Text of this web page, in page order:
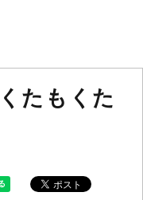
たもくた